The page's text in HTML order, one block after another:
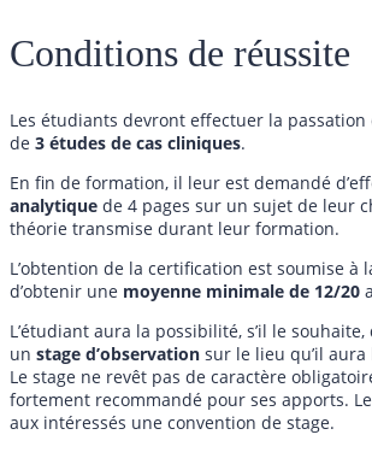
Conditions de réussite
Les étudiants devront effectuer la passation
de 3 études de cas cliniques.
En fin de formation, il leur est demandé
analytique de 4 pages sur un sujet de leur
théorie transmise durant leur formation.
L’obtention de la certification est soumise à
d’obtenir une moyenne minimale de 12/20
L’étudiant aura la possibilité, s’il le souhaite,
un stage d’observation sur le lieu qu’il
Le stage ne revêt pas de caractère
fortement recommandé pour ses apports. Le
aux intéressés une convention de stage.